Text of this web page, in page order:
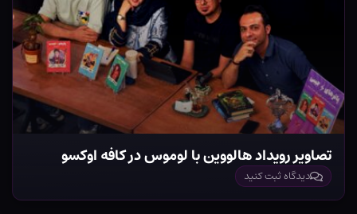
تصاویر رویداد هالووین با لوموس در کافه اوکسو
دیدگاه ثبت کنید